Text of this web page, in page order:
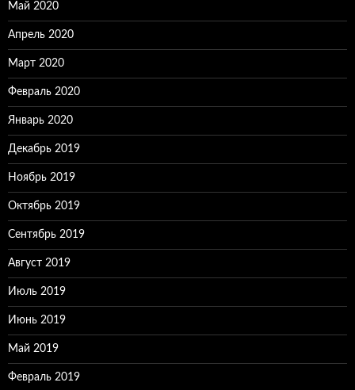
Май 2020
Апрель 2020
Март 2020
Февраль 2020
Январь 2020
Декабрь 2019
Ноябрь 2019
Октябрь 2019
Сентябрь 2019
Август 2019
Июль 2019
Июнь 2019
Май 2019
Февраль 2019